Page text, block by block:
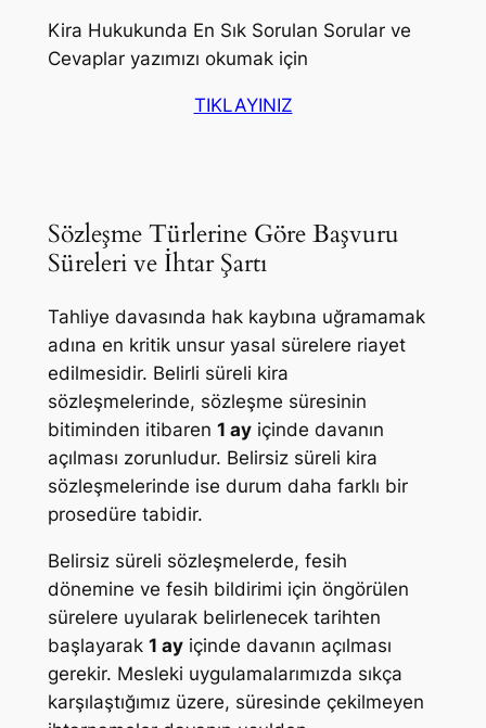
Kira Hukukunda En Sık Sorulan Sorular ve
Cevaplar yazımızı okumak için
TIKLAYINIZ
Sözleşme Türlerine Göre Başvuru
Süreleri ve İhtar Şartı
Tahliye davasında hak kaybına uğramamak
adına en kritik unsur yasal sürelere riayet
edilmesidir. Belirli süreli kira
sözleşmelerinde, sözleşme süresinin
bitiminden itibaren 1 ayiçinde davanın
açılması zorunludur. Belirsiz süreli kira
sözleşmelerinde ise durum daha farklı bir
prosedüre tabidir.
Belirsiz süreli sözleşmelerde, fesih
dönemine ve fesih bildirimi için öngörülen
sürelere uyularak belirlenecek tarihten
başlayarak 1 ayiçinde davanın açılması
gerekir. Mesleki uygulamalarımızda sıkça
karşılaştığımız üzere, süresinde çekilmeyen